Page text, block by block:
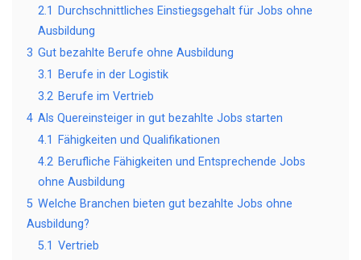
2.1
Durchschnittliches Einstiegsgehalt für Jobs ohne
Ausbildung
3 Gut bezahlte Berufe ohne Ausbildung
3.1
Berufe in der Logistik
3.2 Berufe im Vertrieb
4 Als Quereinsteiger in gut bezahlte Jobs starten
4.1
Fähigkeiten und Qualifikationen
4.2 Berufliche Fähigkeiten und Entsprechende Jobs
ohne Ausbildung
5 Welche Branchen bieten gut bezahlte Jobs ohne
Ausbildung?
5.1 Vertrieb